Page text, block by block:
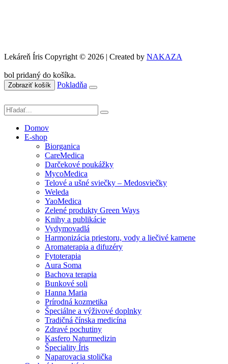
Lekáreň Íris Copyright © 2026 | Created by NAKAZA
bol pridaný do košíka.
Zobraziť košík Pokladňa
Domov
E-shop
Biorganica
CareMedica
Darčekové poukážky
MycoMedica
Telové a ušné sviečky – Medosviečky
Weleda
YaoMedica
Zelené produkty Green Ways
Knihy a publikácie
Vydymovadlá
Harmonizácia priestoru, vody a liečivé kamene
Aromaterapia a difuzéry
Fytoterapia
Aura Soma
Bachova terapia
Bunkové soli
Hanna Maria
Prírodná kozmetika
Špeciálne a výživové doplnky
Tradičná čínska medicína
Zdravé pochutiny
Kasfero Naturmedizin
Špeciality Íris
Naparovacia stolička